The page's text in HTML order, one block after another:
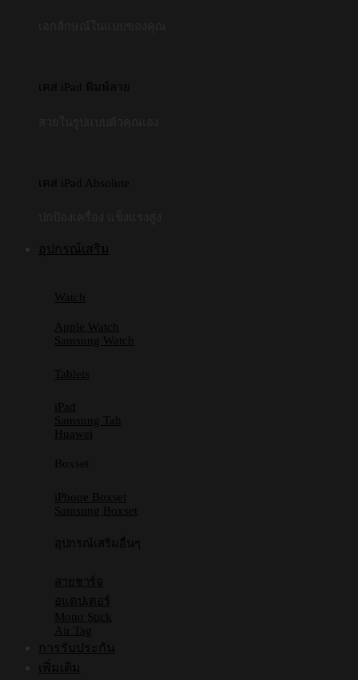
เคส iPad พิมพ์ลาย
เคส iPad Absolute
อุปกรณ์เสริม
Watch
Apple Watch
Samsung Watch
Tablets
iPad
Samsung Tab
Huawei
Boxset
iPhone Boxset
Samsung Boxset
อุปกรณ์เสริมอื่นๆ
สายชาร์จ
อแดปเตอร์
Mono Stick
Air Tag
การรับประกัน
เพิ่มเติม